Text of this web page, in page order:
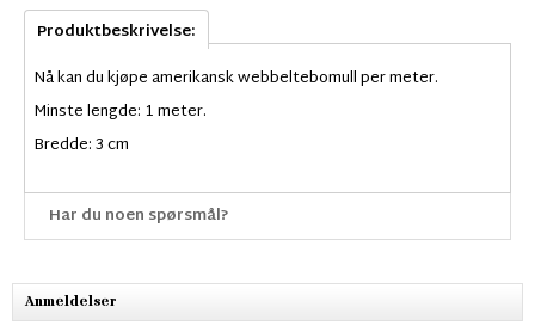
Produktbeskrivelse:
Nå kan du kjøpe amerikansk webbeltebomull per meter.
Minste lengde: 1 meter.
Bredde: 3 cm
Har du noen spørsmål?
Anmeldelser